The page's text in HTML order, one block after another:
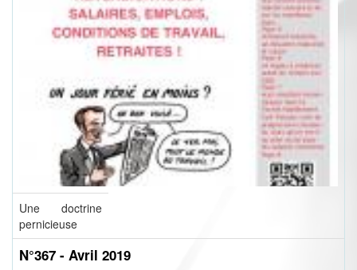
Une doctrine
pernicieuse
N°367 - Avril 2019